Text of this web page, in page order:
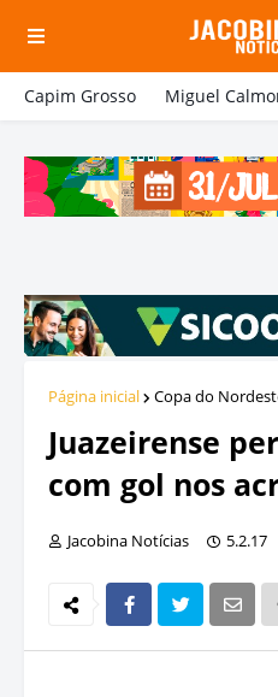
Capim Grosso Miguel
Página inicial Copa do
Juazeirense
com gol nos
Jacobina Notícias 5.2.17